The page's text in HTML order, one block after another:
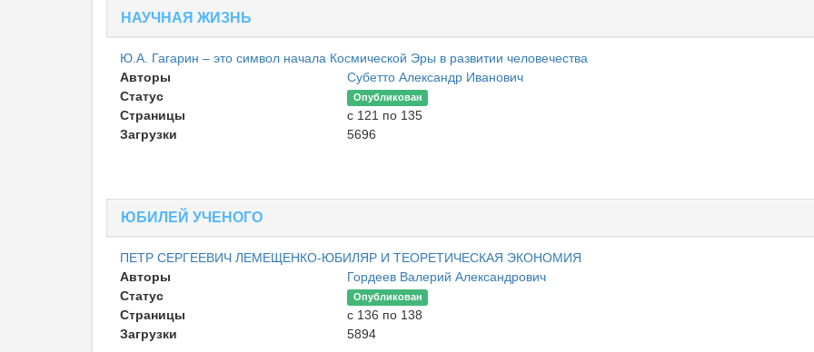
НАУЧНАЯ ЖИЗНЬ
Ю.А. Гагарин – это символ начала Космической Эры в развитии человечества
Авторы
Субетто Александр Иванович
Статус
Опубликован
Страницы
с 121 по 135
Загрузки
5696
ЮБИЛЕЙ УЧЕНОГО
ПЕТР СЕРГЕЕВИЧ ЛЕМЕЩЕНКО-ЮБИЛЯР И ТЕОРЕТИЧЕСКАЯ ЭКОНОМИЯ
Авторы
Гордеев Валерий Александрович
Статус
Опубликован
Страницы
с 136 по 138
Загрузки
5894